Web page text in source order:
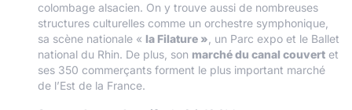
colombage alsacien. On y trouve aussi de nombreuses
structures culturelles comme un orchestre symphonique,
sa scène nationale « la Filature » , un Parc expo et le Ballet
national du Rhin. De plus, son marché du canal couvert et
ses 350 commerçants forment le plus important marché
de l’Est de la France.